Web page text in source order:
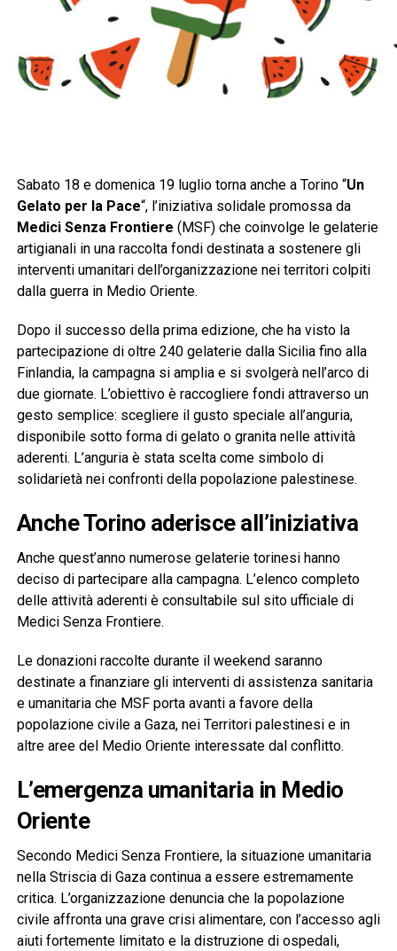
Sabato 18 e domenica 19 luglio torna anche a Torino “Un
Gelato per la Pace“, l’iniziativa solidale promossa da
Medici Senza Frontiere (MSF) che coinvolge le gelaterie
artigianali in una raccolta fondi destinata a sostenere gli
interventi umanitari dell’organizzazione nei territori colpiti
dalla guerra in Medio Oriente.
Dopo il successo della prima edizione, che ha visto la
partecipazione di oltre 240 gelaterie dalla Sicilia fino alla
Finlandia, la campagna si amplia e si svolgerà nell’arco di
due giornate. L’obiettivo è raccogliere fondi attraverso un
gesto semplice: scegliere il gusto speciale all’anguria,
disponibile sotto forma di gelato o granita nelle attività
aderenti. L’anguria è stata scelta come simbolo di
solidarietà nei confronti della popolazione palestinese.
Anche Torino aderisce all’iniziativa
Anche quest’anno numerose gelaterie torinesi hanno
deciso di partecipare alla campagna. L’elenco completo
delle attività aderenti è consultabile sul sito ufficiale di
Medici Senza Frontiere.
Le donazioni raccolte durante il weekend saranno
destinate a finanziare gli interventi di assistenza sanitaria
e umanitaria che MSF porta avanti a favore della
popolazione civile a Gaza, nei Territori palestinesi e in
altre aree del Medio Oriente interessate dal conflitto.
L’emergenza umanitaria in Medio
Oriente
Secondo Medici Senza Frontiere, la situazione umanitaria
nella Striscia di Gaza continua a essere estremamente
critica. L’organizzazione denuncia che la popolazione
civile affronta una grave crisi alimentare, con l’accesso agli
aiuti fortemente limitato e la distruzione di ospedali,